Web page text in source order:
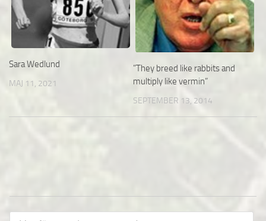
Sara Wedlund
MAJ 11, 2021
”They breed like rabbits and
multiply like vermin”
SEPTEMBER 13, 2014